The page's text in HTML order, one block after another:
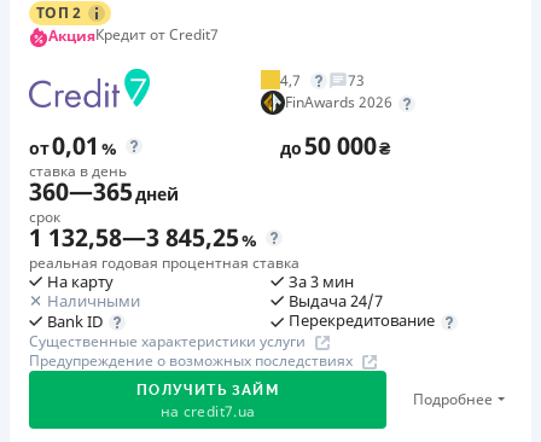
ТОП 2
АкцияКредит от Credit7
4,7
73
FinAwards 2026
от0,01 %
ставка в день
до50 000₴
360—365дней
срок
1 132,58—3 845,25%
реальная годовая процентная ставка
На карту
Наличными
Bank ID
За 3 мин
Выдача 24/7
Перекредитование
Существенные характеристики услуги
Предупреждение о возможных последствиях
ПОЛУЧИТЬ ЗАЙМ
на credit7.ua
Подробнее